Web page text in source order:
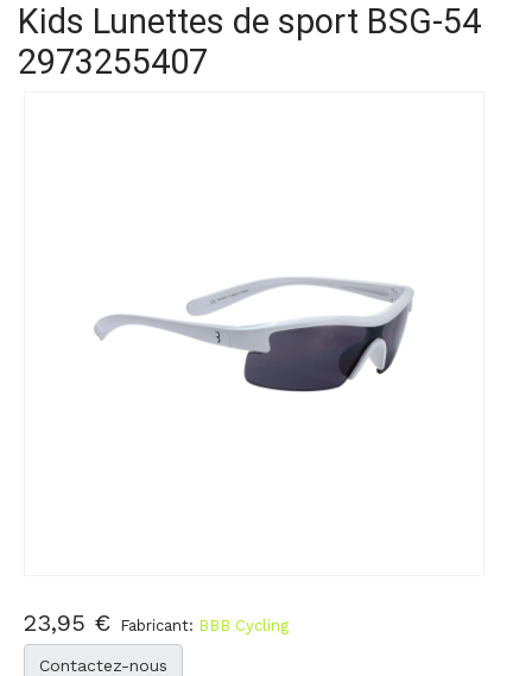
Kids Lunettes de sport BSG-54
2973255407
23,95 € Fabricant: BBB Cycling
Contactez-nous